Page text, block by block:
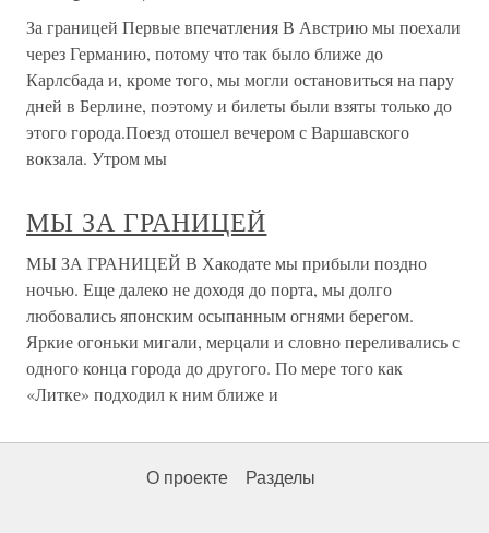
За границей Первые впечатления В Австрию мы поехали
через Германию, потому что так было ближе до
Карлсбада и, кроме того, мы могли остановиться на пару
дней в Берлине, поэтому и билеты были взяты только до
этого города.Поезд отошел вечером с Варшавского
вокзала. Утром мы
МЫ ЗА ГРАНИЦЕЙ
МЫ ЗА ГРАНИЦЕЙ В Хакодате мы прибыли поздно
ночью. Еще далеко не доходя до порта, мы долго
любовались японским осыпанным огнями берегом.
Яркие огоньки мигали, мерцали и словно переливались с
одного конца города до другого. По мере того как
«Литке» подходил к ним ближе и
О проекте Разделы